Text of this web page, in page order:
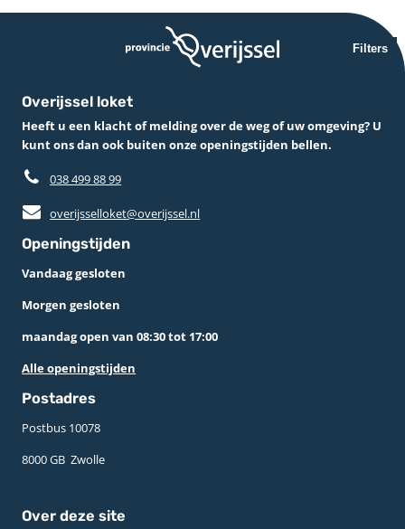
Filters
Overijssel loket
Heeft u een klacht of melding over de weg of uw omgeving? U
kunt ons dan ook buiten onze openingstijden bellen.
038 499 88 99
overijsselloket@overijssel.nl
Openingstijden
Vandaag gesloten
Morgen gesloten
maandag open van 08:30 tot 17:00
Alle openingstijden
Postadres
Postbus 10078 ­
8000 GB ­ Zwolle
Over deze site